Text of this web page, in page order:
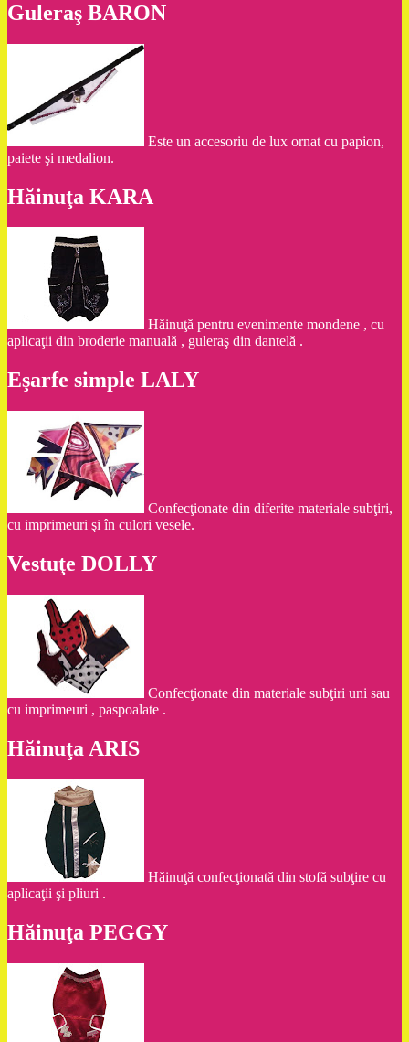
Guleraş BARON
Este un accesoriu de lux ornat cu papion,
paiete şi medalion.
Hăinuţa KARA
Hăinuţă pentru evenimente mondene , cu
aplicaţii din broderie manuală , guleraş din dantelă .
Eşarfe simple LALY
Confecţionate din diferite materiale subţiri,
cu imprimeuri şi în culori vesele.
Vestuţe DOLLY
Confecţionate din materiale subţiri uni sau
cu imprimeuri , paspoalate .
Hăinuţa ARIS
Hăinuţă confecţionată din stofă subţire cu
aplicaţii şi pliuri .
Hăinuţa PEGGY